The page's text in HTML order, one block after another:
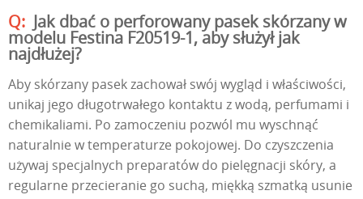
Jak dbać o perforowany pasek skórzany w
modelu Festina F20519-1, aby służył jak
najdłużej?
Aby skórzany pasek zachował swój wygląd i właściwości,
unikaj jego długotrwałego kontaktu z wodą, perfumami i
chemikaliami. Po zamoczeniu pozwól mu wyschnąć
naturalnie w temperaturze pokojowej. Do czyszczenia
używaj specjalnych preparatów do pielęgnacji skóry, a
regularne przecieranie go suchą, miękką szmatką usunie